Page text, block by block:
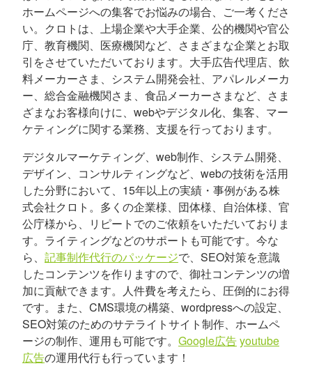
ホームページへの集客でお悩みの場合、ご一考くださ
い。クロトは、上場企業や大手企業、公的機関や官公
庁、教育機関、医療機関など、さまざまな企業とお取
引をさせていただいております。大手広告代理店、飲
料メーカーさま、システム開発会社、アパレルメーカ
ー、総合金融機関さま、食品メーカーさまなど、さま
ざまなお客様向けに、webやデジタル化、集客、マー
ケティングに関する業務、支援を行っております。
デジタルマーケティング、web制作、システム開発、
デザイン、コンサルティングなど、webの技術を活用
した分野において、15年以上の実績・事例がある株
式会社クロト。多くの企業様、団体様、自治体様、官
公庁様から、リピートでのご依頼をいただいておりま
す。ライティングなどのサポートも可能です。今な
ら、 記事制作代行のパッケージで、SEO対策を意識
したコンテンツを作りますので、御社コンテンツの増
加に貢献できます。人件費を考えたら、圧倒的にお得
です。また、CMS環境の構築、wordpressへの設定、
SEO対策のためのサテライトサイト制作、ホームペ
ージの制作、運用も可能です。 Google広告youtube
広告の運用代行も行っています！